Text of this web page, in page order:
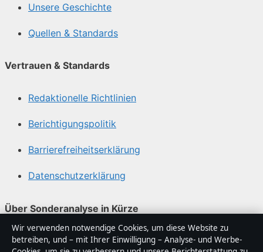
Unsere Geschichte
Quellen & Standards
Vertrauen & Standards
Redaktionelle Richtlinien
Berichtigungspolitik
Barrierefreiheitserklärung
Datenschutzerklärung
Über Sonderanalyse in Kürze
Sonderanalyse ist ein unabhängiger digitaler
Nachrichtenanbieter mit Fokus auf Politik, Wirtschaft,
Wir verwenden notwendige Cookies, um diese Website zu
betreiben, und – mit Ihrer Einwilligung – Analyse- und Werbe-